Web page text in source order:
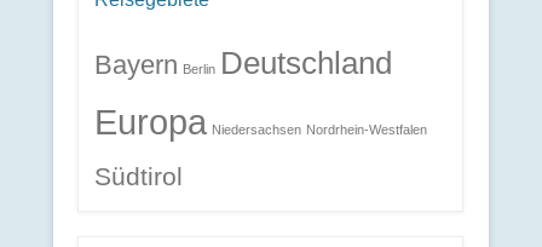
Bayern Berlin Deutschland
Europa Niedersachsen Nordrhein-Westfalen
Südtirol